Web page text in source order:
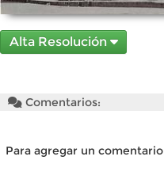
Alta Resolución
Comentarios:
Para agregar un comentario